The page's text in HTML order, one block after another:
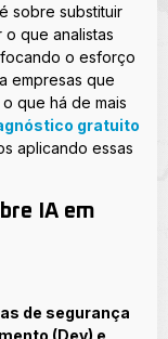
sobre substituir
que analistas
o esforço
empresas que
que há de mais
gratuito
aplicando essas
IA em
de segurança
(Dev) e